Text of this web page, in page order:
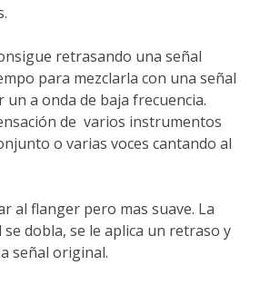
retrasando una señal
para mezclarla con una señal
un a onda de baja frecuencia.
de varios instrumentos
o varias voces cantando al
al flanger pero mas suave. La
dobla, se le aplica un retraso y
señal original.